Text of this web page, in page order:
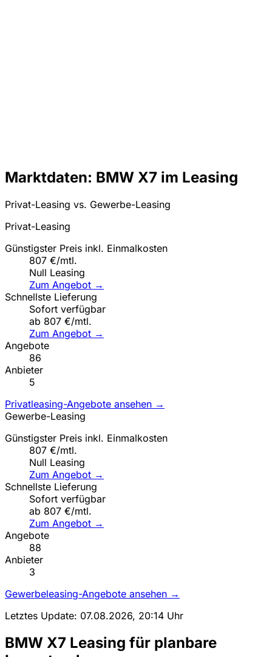
Marktdaten: BMW X7 im Leasing
Privat-Leasing vs. Gewerbe-Leasing
Privat-Leasing
Günstigster Preis inkl. Einmalkosten
807 €/mtl.
Null Leasing
Zum Angebot →
Schnellste Lieferung
Sofort verfügbar
ab 807 €/mtl.
Zum Angebot →
Angebote
86
Anbieter
5
Privatleasing-Angebote ansehen →
Gewerbe-Leasing
Günstigster Preis inkl. Einmalkosten
807 €/mtl.
Null Leasing
Zum Angebot →
Schnellste Lieferung
Sofort verfügbar
ab 807 €/mtl.
Zum Angebot →
Angebote
88
Anbieter
3
Gewerbeleasing-Angebote ansehen →
Letztes Update: 07.08.2026, 20:14 Uhr
BMW X7 Leasing für planbare